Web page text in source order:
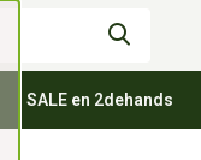
SALE en 2dehands